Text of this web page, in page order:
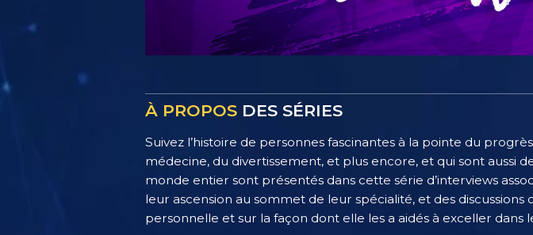
À PROPOS DES SÉRIES
Suivez l’histoire de personnes fascinantes à la pointe du
médecine, du divertissement, et plus encore, et qui sont aussi
monde entier sont présentés dans cette série d’interviews
leur ascension au sommet de leur spécialité, et des
personnelle et sur la façon dont elle les a aidés à exceller dans